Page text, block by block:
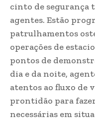
cinto de segurança
agentes. Estão
patrulhamentos
operações de
pontos de
dia e da noite,
atentos ao fluxo de
prontidão para
necessárias em